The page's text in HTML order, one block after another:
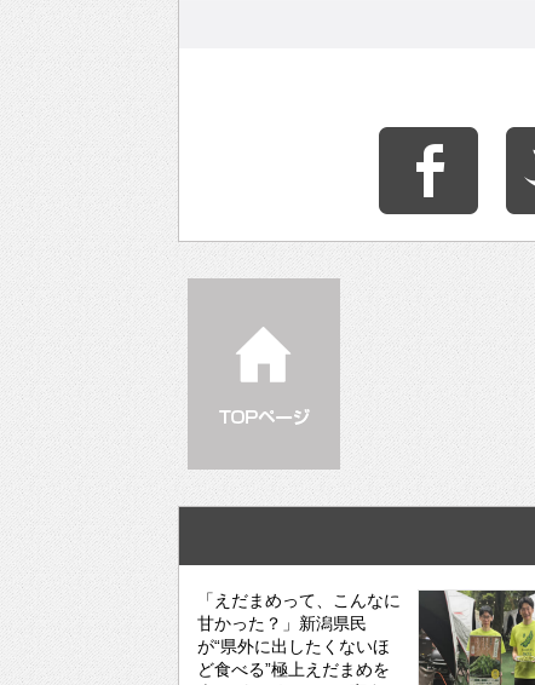
「えだまめって、こんなに
甘かった？」新潟県民
が“県外に出したくないほ
ど食べる”極上えだまめを